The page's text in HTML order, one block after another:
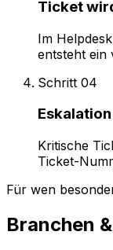
Ticket
Im
entsteht ein
Schritt 04
Kritische
Ticket-
Für wen
Branchen